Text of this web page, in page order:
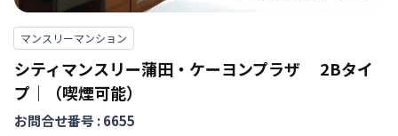
マンスリーマンション
シティマンスリー蒲田・ケーヨンプラザ
2Bタイ
プ ｜ （喫煙可能）
お問合せ番号 :6655